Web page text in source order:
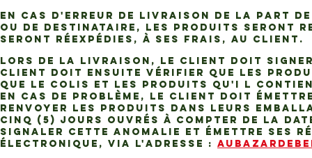
En cas d'erreur de livraison de la part de
ou de destinataire, les Produits seront
seront réexpédies, à ses frais, au Client.
Lors de la livraison, le Client doit
Client doit ensuite vérifier que les
que le colis et les Produits qu'i l contient
En cas de problème, le Client doit
renvoyer les Produits dans leurs
cinq (5) jours ouvrés à compter de la
signaler cette anomalie et émettre ses
électronique, via l'adresse :